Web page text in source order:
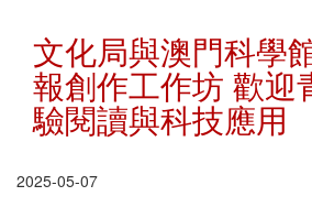
文化局與澳門科學
報創作工作坊 歡迎
驗閱讀與科技應用
2025-05-07